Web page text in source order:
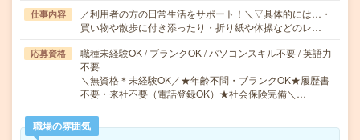
仕事内容
／利用者の方の日常生活をサポート！＼▽具体的には…・
買い物や散歩に付き添ったり・折り紙や体操などのレ…
応募資格
職種未経験OK / ブランクOK / パソコンスキル不要 / 英語力
不要
＼無資格＊未経験OK／★年齢不問・ブランクOK★履歴書
不要・来社不要（電話登録OK）★社会保険完備＼…
職場の雰囲気